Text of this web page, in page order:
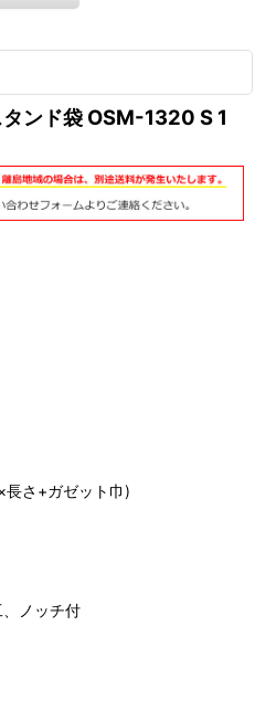
ンド袋 OSM-1320 S 1
さ+ガゼット巾)
ノッチ付